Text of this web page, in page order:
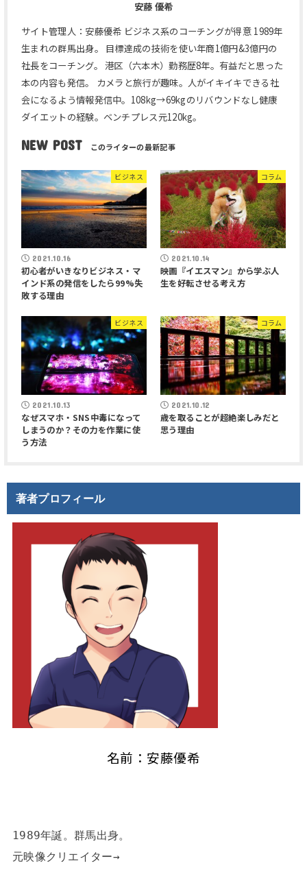
安藤 優希
サイト管理人：安藤優希 ビジネス系のコーチングが得意 1989年
生まれの群馬出身。 目標達成の技術を使い年商1億円&3億円の
社長をコーチング。 港区（六本木）勤務歴8年。有益だと思った
本の内容も発信。 カメラと旅行が趣味。人がイキイキできる社
会になるよう情報発信中。108kg→69kgのリバウンドなし健康
ダイエットの経験。ベンチプレス元120kg。
NEW POST
ビジネス
2021.10.16
初心者がいきなりビジネス・マ
インド系の発信をしたら99%失
敗する理由
コラム
2021.10.14
映画『イエスマン』から学ぶ人
生を好転させる考え方
ビジネス
2021.10.13
なぜスマホ・SNS中毒になって
しまうのか？その力を作業に使
う方法
コラム
2021.10.12
歳を取ることが超絶楽しみだと
思う理由
著者プロフィール
名前：安藤優希
1989年誕。群馬出身。
元映像クリエイター→